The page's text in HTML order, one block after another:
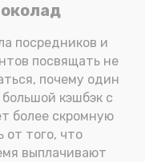
посредников и
посвящать не
почему один
кэшбэк с
более скромную
от того, что
выплачивают